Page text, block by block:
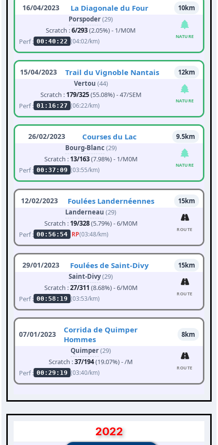
16/04/2023 La Diagonale du Four
10km
Porspoder(29)
Scratch :6/293(2.05%) - 1/M0M
Perf : 00:40:22 (04:02/km)
NATURE
15/04/2023 Trail du Vignoble Nantais
12km
Vertou (44)
Scratch : 179/325(55.08%) - 47/SEM
Perf : 01:16:27 (06:22/km)
NATURE
26/02/2023 Courses du Lac
9.5km
Bourg-Blanc (29)
Scratch : 13/163(7.98%) - 1/M0M
Perf : 00:37:09 (03:55/km)
NATURE
12/02/2023 Foulées Landernéennes
15km
Landerneau (29)
Scratch : 19/328(5.79%) - 6/M0M
Perf : 00:56:54 RP(03:48/km)
ROUTE
29/01/2023 Foulées de Saint-Divy
15km
Saint-Divy(29)
Scratch :27/311 (8.68%) - 6/M0M
Perf : 00:58:19 (03:53/km)
ROUTE
07/01/2023
Corrida de Quimper
Hommes
8km
Quimper(29)
Scratch :37/194(19.07%) - /M
Perf : 00:29:19 (03:40/km)
ROUTE
2022